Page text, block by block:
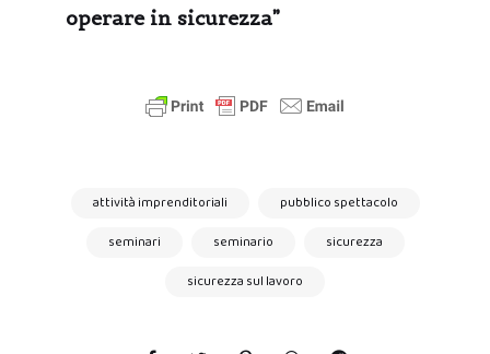
operare in sicurezza”
attività imprenditoriali
pubblico spettacolo
seminari
seminario
sicurezza
sicurezza sul lavoro